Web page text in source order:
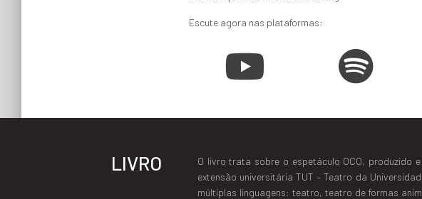
Escute agora nas plataformas:
LIVRO
O livro trata sobre o espetáculo OCO, produzido
extensão universitária TUT – Teatro da
múltiplas linguagens: teatro, teatro de formas